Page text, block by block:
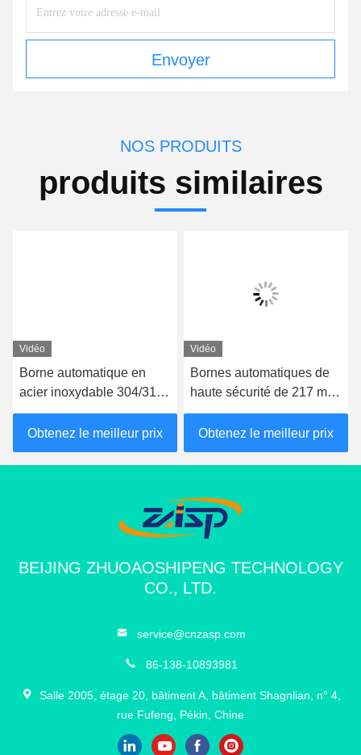
Envoyer
NOS PRODUITS
produits similaires
Vidéo
Borne automatique en
acier inoxydable 304/316,
indice IP68, avec une
hauteur de 600 mm à
1000 mm pour la sécurité
hydraulique
Obtenez le meilleur prix
Vidéo
Bornes automatiques de
haute sécurité de 217 mm
de diamètre, indice IP68,
pour allées et zones de
stationnement
Obtenez le meilleur prix
BEIJING ZHUOAOSHIPENG TECHNOLOGY
CO., LTD.
service@cnzasp.com
86-138-10893981
Salle 2005, étage 20, bâtiment A, bâtiment Shagnlian, n° 4,
rue Fufeng, Pékin, Chine